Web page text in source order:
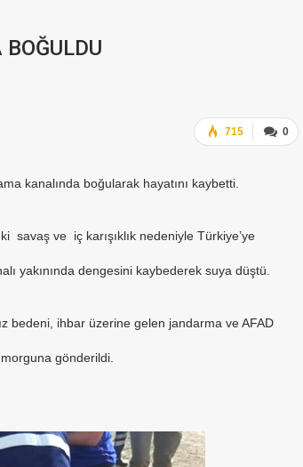
0
715
kanalında boğularak hayatını kaybetti.
savaş ve iç karışıklık nedeniyle Türkiye’ye
yakınında dengesini kaybederek suya düştü.
bedeni, ihbar üzerine gelen jandarma ve AFAD
gönderildi.